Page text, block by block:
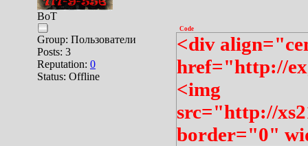
BoT
Group: Пользователи
Posts: 3
Reputation: 0
Status: Offline
Code
<div
href="http://
<img
src="http://
border="0"